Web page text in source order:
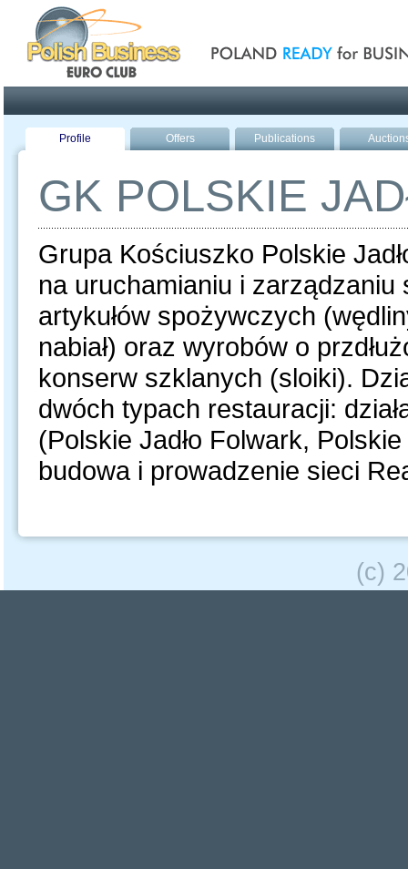
Profile Offers Publications
GK POLSKIE
Grupa Kościuszko Polskie
na uruchamianiu i
artykułów spożywczych
nabiał) oraz wyrobów o
konserw szklanych (sloiki).
dwóch typach restauracji:
(Polskie Jadło Folwark,
budowa i prowadzenie sieci
(c)